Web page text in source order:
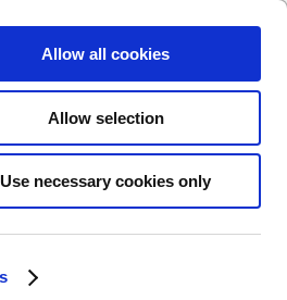
Allow all cookies
Allow selection
Use necessary cookies only
Indkøbskurv (0)
Tilbud Brands Slibning